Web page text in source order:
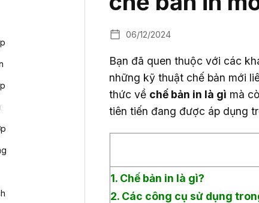
06/12/2024
Bạn đã quen thuộc với các
những kỹ thuật chế bản mới
thức về chế bản in là gì mà
tiên tiến đang được áp dụng
1. Chế bản in là gì?
2. Các công cụ sử dụng